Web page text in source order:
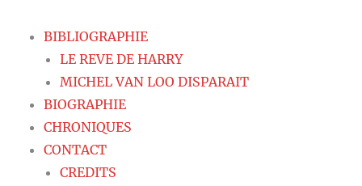
BIBLIOGRAPHIE
LE REVE DE HARRY
MICHEL VAN LOO DISPARAIT
BIOGRAPHIE
CHRONIQUES
CONTACT
CREDITS